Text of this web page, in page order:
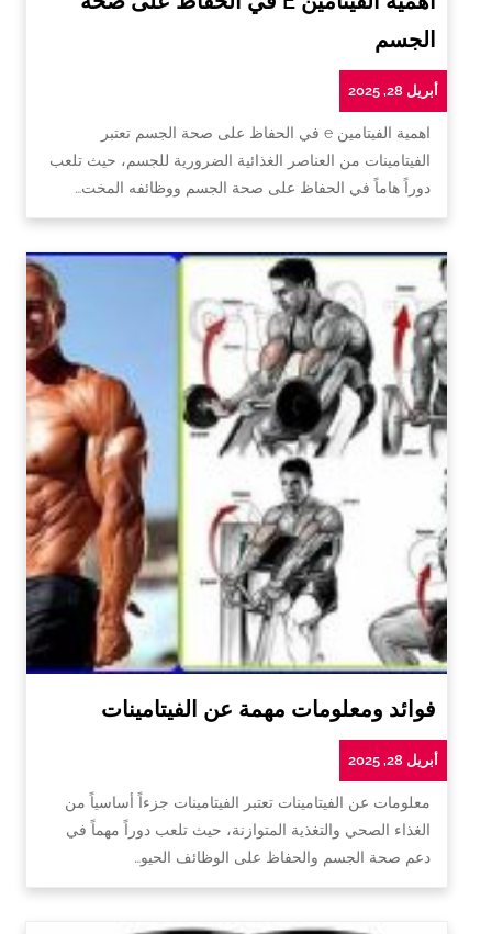
الجسم
أبريل 28, 2025
اهمية الفيتامين e في الحفاظ على صحة الجسم تعتبر
الفيتامينات من العناصر الغذائية الضرورية للجسم، حيث تلعب
دوراً هاماً في الحفاظ على صحة الجسم ووظائفه المخت…
فوائد ومعلومات مهمة عن الفيتامينات
أبريل 28, 2025
معلومات عن الفيتامينات تعتبر الفيتامينات جزءاً أساسياً من
الغذاء الصحي والتغذية المتوازنة، حيث تلعب دوراً مهماً في
دعم صحة الجسم والحفاظ على الوظائف الحيو…